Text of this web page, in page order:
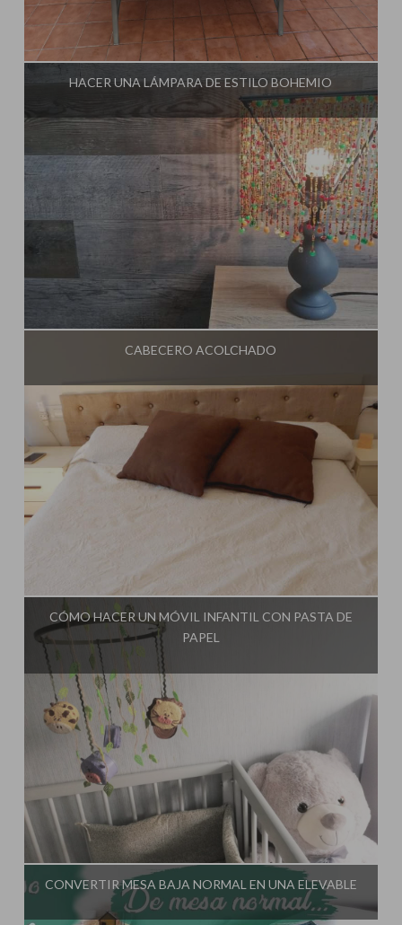
Influencer: El Taller de Ire
HACER UNA LÁMPARA DE ESTILO BOHEMIO
El Taller de Ire
CABECERO ACOLCHADO
Influencer: El Taller de Ire
CÓMO HACER UN MÓVIL INFANTIL CON PASTA DE
PAPEL
Influencer: El Taller de Ire
CONVERTIR MESA BAJA NORMAL EN UNA ELEVABLE